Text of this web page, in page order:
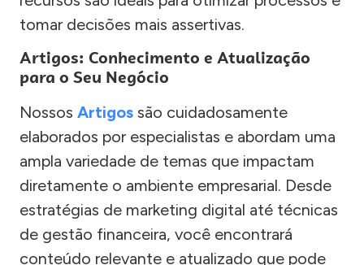
tomar decisões mais assertivas.
Artigos: Conhecimento e Atualização
para o Seu Negócio
Nossos Artigos são cuidadosamente
elaborados por especialistas e abordam uma
ampla variedade de temas que impactam
diretamente o ambiente empresarial. Desde
estratégias de marketing digital até técnicas
de gestão financeira, você encontrará
conteúdo relevante e atualizado que pode